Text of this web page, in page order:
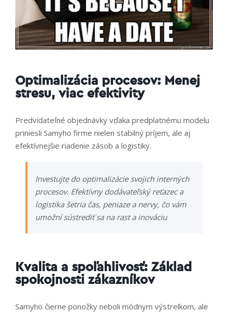
Optimalizácia procesov: Menej
stresu, viac efektivity
Predvídateľné objednávky vďaka predplatnému modelu
priniesli Samyho firme nielen stabilný príjem, ale aj
efektívnejšie riadenie zásob a logistiky.
Investujte do optimalizácie svojich interných
procesov. Efektívny dodávateľský reťazec a
logistika šetria čas, peniaze a nervy, čo vám
umožní sústrediť sa na rast a inováciu
Kvalita a spoľahlivosť: Základ
spokojnosti zákazníkov
Samyho čierne ponožky neboli módnym výstrelkom, ale